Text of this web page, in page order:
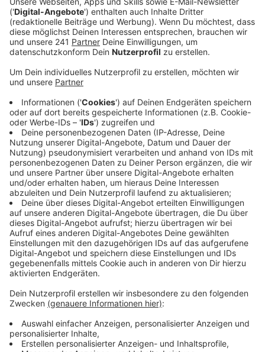
sein, will der Wupperverband jetzt den
Wasservorrat der großen Dhünn-Talsperre in
Wermelskirchen schonen.
Freitag, 01.03.2019 16:06
Dafür hat er jetzt eine spezielle Maßnahme gestartet.
In den kommenden Wochen wird weniger Wasser als
sonst aus der Talsperre an den Fluss Dhünn
abgegeben. Das hat der Verband jetzt mitgeteilt. So
soll die Talsperre sich besser von der langen
Trockenphase im vergangen Jahr erholen können und
im Blick auf die Absenkphase im Frühjahr gut
vorbereitet sein.
Anzeige
Pegel der Großen Dhünn steigt langsam